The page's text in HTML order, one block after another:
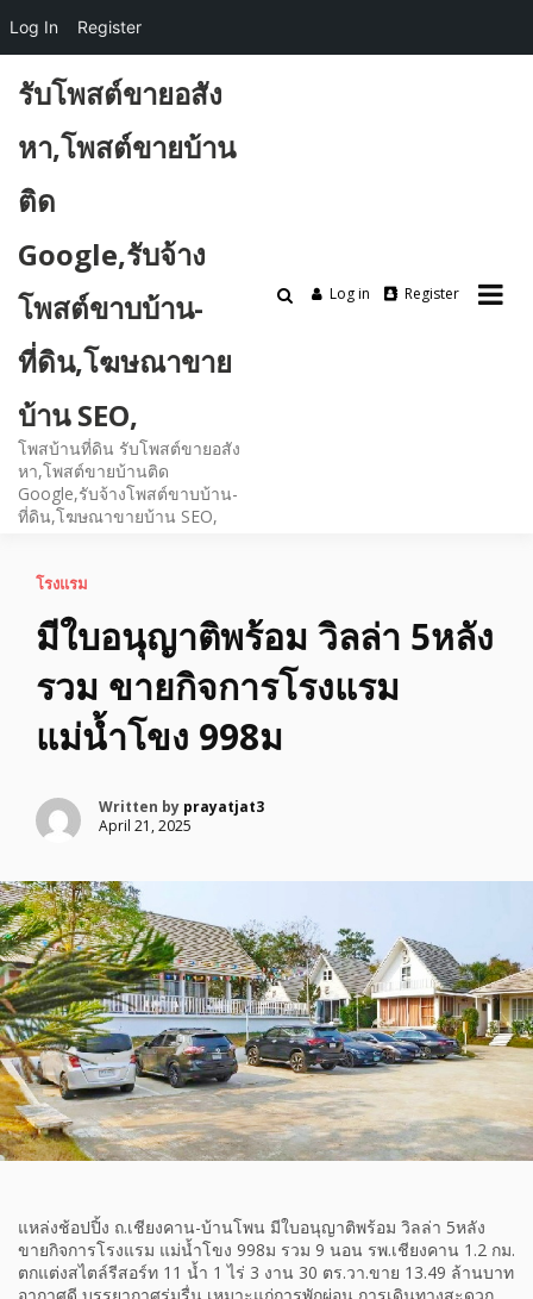
content
รับโพสต์ขายอสัง
หา,โพสต์ขายบ้าน
ติด
Google,รับจ้าง
โพสต์ขาบบ้าน-
ที่ดิน,โฆษณาขาย
บ้าน SEO,
โพสบ้านที่ดิน รับโพสต์ขายอสัง
หา,โพสต์ขายบ้านติด
Google,รับจ้างโพสต์ขาบบ้าน-
ที่ดิน,โฆษณาขายบ้าน SEO,
Log in Register
โรงแรม
มีใบอนุญาติพร้อม วิลล่า 5หลัง
รวม ขายกิจการโรงแรม
แม่น้ำโขง 998ม
Written by prayatjat3
April 21, 2025
แหล่งช้อปปิ้ง ถ.เชียงคาน-บ้านโพน มีใบอนุญาติพร้อม วิลล่า 5หลัง
ขายกิจการโรงแรม แม่น้ำโขง 998ม รวม 9 นอน รพ.เชียงคาน 1.2 กม.
ตกแต่งสไตล์รีสอร์ท 11 น้ำ 1 ไร่ 3 งาน 30 ตร.วา.ขาย 13.49 ล้านบาท
Log In Register